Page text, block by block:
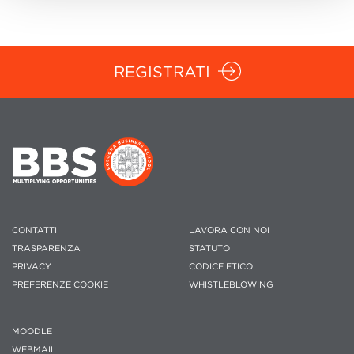
REGISTRATI
CONTATTI
TRASPARENZA
PRIVACY
PREFERENZE COOKIE
LAVORA CON NOI
STATUTO
CODICE ETICO
WHISTLEBLOWING
MOODLE
WEBMAIL